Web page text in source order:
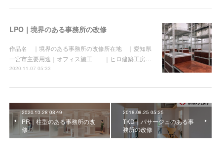
LPO｜境界のある事務所の改修
作品名 ｜境界のある事務所の改修所在地 ｜愛知県
一宮市主要用途｜オフィス施工 ｜ヒロ建築工房…
2020.11.07 05:33
2020.10.28 08:49
PR｜柱型のある事務所の改
修
2018.08.25 05:25
TKD｜パサージュのある事
務所の改修